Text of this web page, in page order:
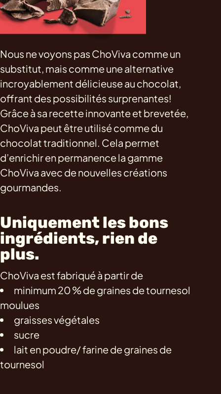
Nous ne voyons pas ChoViva comme un
substitut, mais comme une alternative
incroyablement délicieuse au chocolat,
offrant des possibilités surprenantes!
Grâce à sa recette innovante et brevetée,
ChoViva peut être utilisé comme du
chocolat traditionnel. Cela permet
d’enrichir en permanence la gamme
ChoViva avec de nouvelles créations
gourmandes.
Uniquement les bons
ingrédients, rien de
plus.
ChoViva est fabriqué à partir de
minimum 20 % de graines de tournesol
moulues
graisses végétales
sucre
lait en poudre/ farine de graines de
tournesol